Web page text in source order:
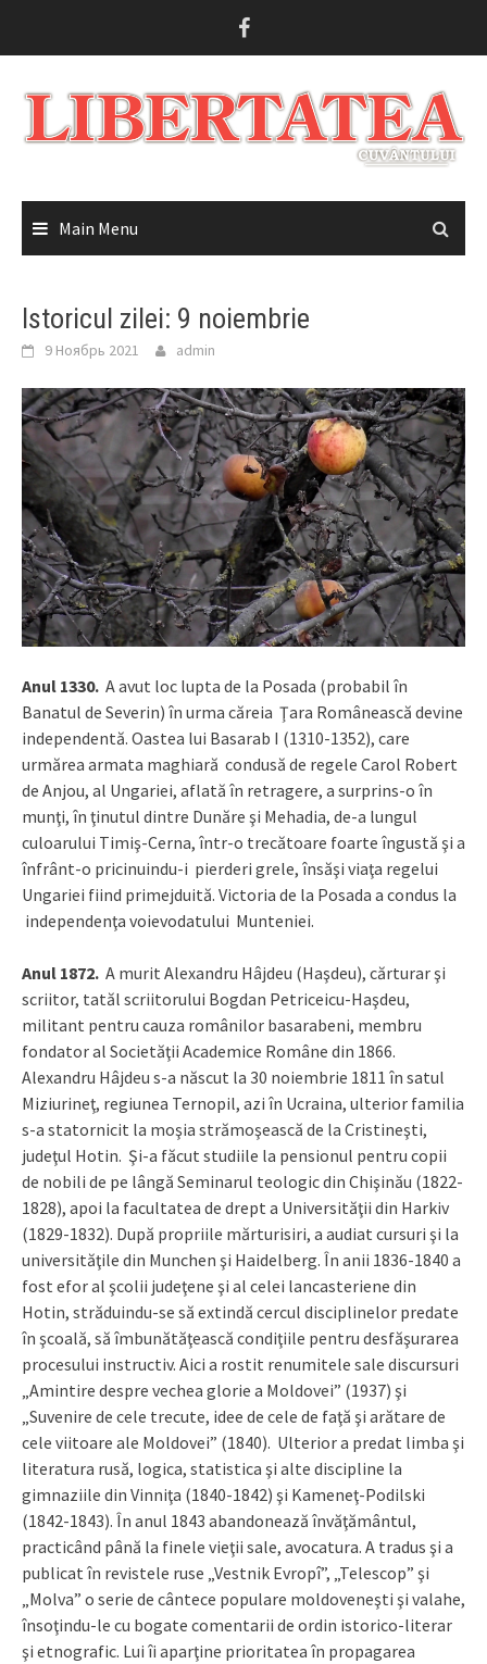
Main Menu
Istoricul zilei: 9 noiembrie
9 Ноябрь 2021 admin
Anul 1330. A avut loc lupta de la Posada (probabil în
Banatul de Severin) în urma căreia Ţara Românească devine
independentă. Oastea lui Basarab I (1310-1352), care
urmărea armata maghiară condusă de regele Carol Robert
de Anjou, al Ungariei, aflată în retragere, a surprins-o în
munţi, în ţinutul dintre Dunăre şi Mehadia, de-a lungul
culoarului Timiş-Cerna, într-o trecătoare foarte îngustă şi a
înfrânt-o pricinuindu-i pierderi grele, însăşi viaţa regelui
Ungariei fiind primejduită. Victoria de la Posada a condus la
independenţa voievodatului Munteniei.
Anul 1872. A murit Alexandru Hâjdeu (Haşdeu), cărturar şi
scriitor, tatăl scriitorului Bogdan Petriceicu-Haşdeu,
militant pentru cauza românilor basarabeni, membru
fondator al Societăţii Academice Române din 1866.
Alexandru Hâjdeu s-a născut la 30 noiembrie 1811 în satul
Miziurineţ, regiunea Ternopil, azi în Ucraina, ulterior familia
s-a statornicit la moşia strămoşească de la Cristineşti,
judeţul Hotin. Şi-a făcut studiile la pensionul pentru copii
de nobili de pe lângă Seminarul teologic din Chişinău (1822-
1828), apoi la facultatea de drept a Universităţii din Harkiv
(1829-1832). După propriile mărturisiri, a audiat cursuri şi la
universităţile din Munchen şi Haidelberg. În anii 1836-1840 a
fost efor al şcolii judeţene şi al celei lancasteriene din
Hotin, străduindu-se să extindă cercul disciplinelor predate
în şcoală, să îmbunătăţească condiţiile pentru desfăşurarea
procesului instructiv. Aici a rostit renumitele sale discursuri
„Amintire despre vechea glorie a Moldovei” (1937) şi
„Suvenire de cele trecute, idee de cele de faţă şi arătare de
cele viitoare ale Moldovei” (1840). Ulterior a predat limba şi
literatura rusă, logica, statistica şi alte discipline la
gimnaziile din Vinniţa (1840-1842) şi Kameneţ-Podilski
(1842-1843). În anul 1843 abandonează învăţământul,
practicând până la finele vieţii sale, avocatura. A tradus şi a
publicat în revistele ruse „Vestnik Evropî”, „Telescop” şi
„Molva” o serie de cântece populare mol­doveneşti şi valahe,
însoţindu-le cu bogate comentarii de ordin istorico-literar
şi etnografic. Lui îi aparţine prioritatea în propa­garea